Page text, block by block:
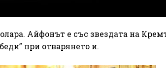
Айфонът е със звездата на
при отварянето и.